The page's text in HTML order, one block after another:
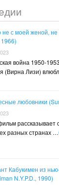
не с моей женой,
1966)
война 1950-
(Вирна Лизи)
любовники
рассказывает
разных странах …
Кабукимен из
N.Y.P.D., 1990)